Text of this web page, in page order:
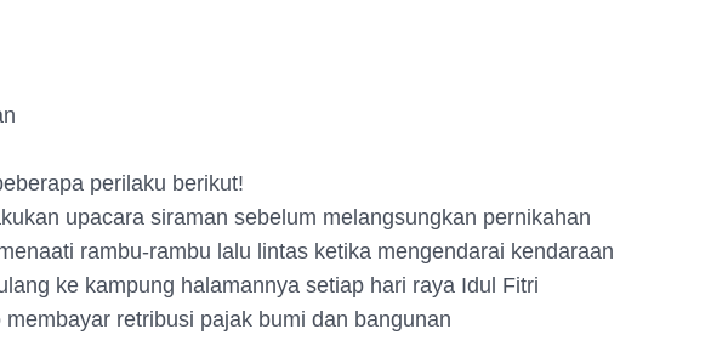
perilaku berikut!
upacara siraman sebelum melangsungkan pernikahan
rambu-rambu lalu lintas ketika mengendarai kendaraan
ke kampung halamannya setiap hari raya Idul Fitri
membayar retribusi pajak bumi dan bangunan